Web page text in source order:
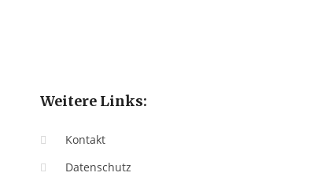
Weitere Links:
Kontakt
Datenschutz